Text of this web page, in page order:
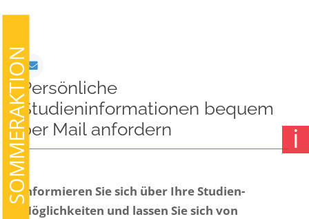
Persönliche
Studieninformationen bequem
per Mail anfordern
Informieren Sie sich über Ihre Studien-
Möglichkeiten und lassen Sie sich von
SOMMERAKTION ℹ